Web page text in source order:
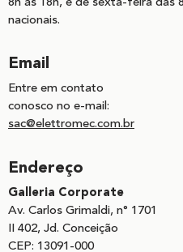
8h às 18h, e de sexta-feira das
nacionais.
Email
Entre em contato
conosco no e-mail:
sac@elettromec.com.br
Endereço
Galleria Corporate
Av. Carlos Grimaldi, n° 1701
II 402, Jd. Conceição
CEP: 13091-000